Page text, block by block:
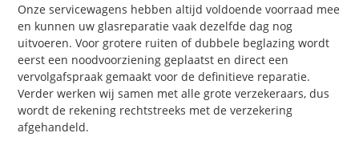
Onze servicewagens hebben altijd voldoende voorraad mee
en kunnen uw glasreparatie vaak dezelfde dag nog
uitvoeren. Voor grotere ruiten of dubbele beglazing wordt
eerst een noodvoorziening geplaatst en direct een
vervolgafspraak gemaakt voor de definitieve reparatie.
Verder werken wij samen met alle grote verzekeraars, dus
wordt de rekening rechtstreeks met de verzekering
afgehandeld.